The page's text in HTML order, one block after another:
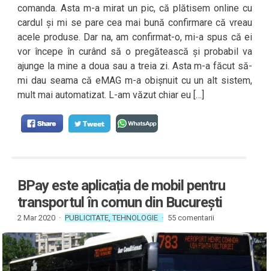
comanda. Asta m-a mirat un pic, că plătisem online cu
cardul și mi se pare cea mai bună confirmare că vreau
acele produse. Dar na, am confirmat-o, mi-a spus că ei
vor începe în curând să o pregătească și probabil va
ajunge la mine a doua sau a treia zi. Asta m-a făcut să-
mi dau seama că eMAG m-a obișnuit cu un alt sistem,
mult mai automatizat. L-am văzut chiar eu […]
BPay este aplicația de mobil pentru
transportul în comun din București
2 Mar 2020 · PUBLICITATE ,TEHNOLOGIE · 55 comentarii